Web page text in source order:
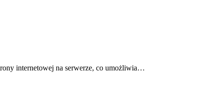
internetowej na serwerze, co umożliwia…